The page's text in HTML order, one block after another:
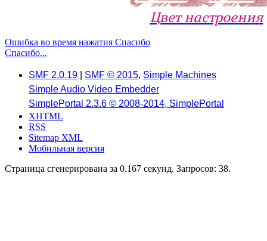
Цвет настроения
Ошибка во время нажатия Спасибо
Спасибо...
SMF 2.0.19 SMF © 2015, Simple Machines
Simple Audio Video Embedder
SimplePortal 2.3.6 © 2008-2014, SimplePortal
XHTML
RSS
Sitemap XML
Мобильная версия
Страница сгенерирована за 0.167 секунд. Запросов: 38.